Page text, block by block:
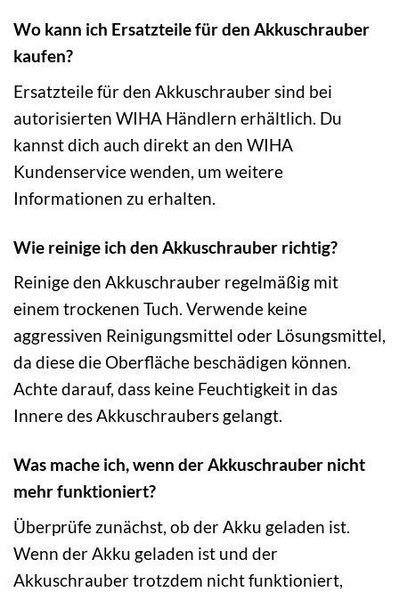
Wo kann ich Ersatzteile für den Akkuschrauber
kaufen?
Ersatzteile für den Akkuschrauber sind bei
autorisierten WIHA Händlern erhältlich. Du
kannst dich auch direkt an den WIHA
Kundenservice wenden, um weitere
Informationen zu erhalten.
Wie reinige ich den Akkuschrauber richtig?
Reinige den Akkuschrauber regelmäßig mit
einem trockenen Tuch. Verwende keine
aggressiven Reinigungsmittel oder Lösungsmittel,
da diese die Oberfläche beschädigen können.
Achte darauf, dass keine Feuchtigkeit in das
Innere des Akkuschraubers gelangt.
Was mache ich, wenn der Akkuschrauber nicht
mehr funktioniert?
Überprüfe zunächst, ob der Akku geladen ist.
Wenn der Akku geladen ist und der
Akkuschrauber trotzdem nicht funktioniert,